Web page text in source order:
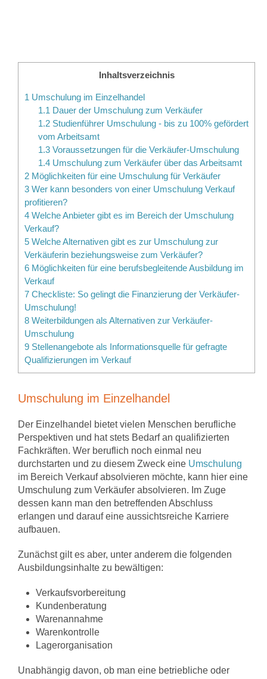
Inhaltsverzeichnis
1 Umschulung im Einzelhandel
1.1 Dauer der Umschulung zum Verkäufer
1.2Studienführer Umschulung - bis zu 100% gefördert
vom Arbeitsamt
1.3Voraussetzungen für die Verkäufer-Umschulung
1.4Umschulung zum Verkäufer über das Arbeitsamt
2 Möglichkeiten für eine Umschulung für Verkäufer
3 Wer kann besonders von einer Umschulung Verkauf
profitieren?
4 Welche Anbieter gibt es im Bereich der Umschulung
Verkauf?
5 Welche Alternativen gibt es zur Umschulung zur
Verkäuferin beziehungsweise zum Verkäufer?
6 Möglichkeiten für eine berufsbegleitende Ausbildung im
Verkauf
7 Checkliste: So gelingt die Finanzierung der Verkäufer-
Umschulung!
8 Weiterbildungen als Alternativen zur Verkäufer-
Umschulung
9 Stellenangebote als Informationsquelle für gefragte
Qualifizierungen im Verkauf
Umschulung im Einzelhandel
Der Einzelhandel bietet vielen Menschen berufliche
Perspektiven und hat stets Bedarf an qualifizierten
Fachkräften. Wer beruflich noch einmal neu
durchstarten und zu diesem Zweck eine Umschulung
im Bereich Verkauf absolvieren möchte, kann hier eine
Umschulung zum Verkäufer absolvieren. Im Zuge
dessen kann man den betreffenden Abschluss
erlangen und darauf eine aussichtsreiche Karriere
aufbauen.
Zunächst gilt es aber, unter anderem die folgenden
Ausbildungsinhalte zu bewältigen:
Verkaufsvorbereitung
Kundenberatung
Warenannahme
Warenkontrolle
Lagerorganisation
Unabhängig davon, ob man eine betriebliche oder